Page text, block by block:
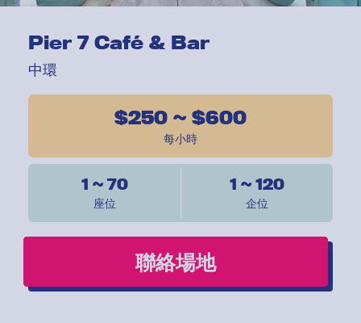
Pier 7 Café & Bar
中環
$250 ~ $600
每小時
1 ~ 70
座位
1 ~ 120
企位
聯絡場地